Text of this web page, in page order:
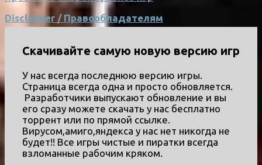
Disclaimer / Правообладателям
Скачивайте самую новую версию игр
У нас всегда последнюю версию игры.
Страница всегда одна и просто обновляется.
Разработчики выпускают обновление и вы
его сразу можете скачать у нас бесплатно
торрент или по прямой ссылке.
Вирусом,амиго,яндекса у нас нет никогда не
будет!! Все игры чистые и пиратки всегда
взломанные рабочим кряком.